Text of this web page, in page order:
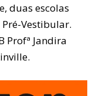
duas escolas
Vestibular.
Profª Jandira